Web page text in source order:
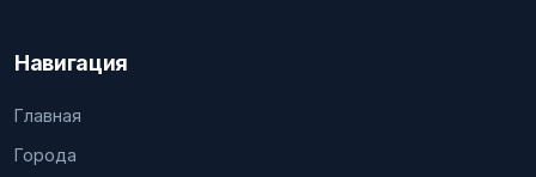
Навигация
Главная
Города